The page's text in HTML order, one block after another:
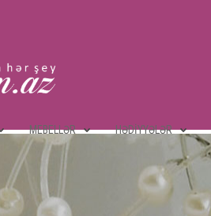
MEBELLƏR HƏDIYYƏLƏR